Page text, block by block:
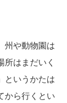
州や動物園は
はまだいく
というかたは
から行くとい